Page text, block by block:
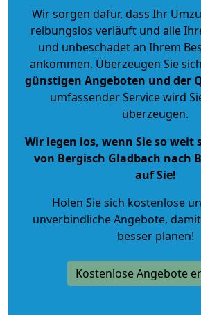
Wir sorgen dafür, dass Ihr
reibungslos verläuft und alle
und unbeschadet an Ihrem
ankommen. Überzeugen Sie
günstigen Angeboten und der
umfassender Service wird
überzeugen.
Wir legen los, wenn Sie so weit
von Bergisch Gladbach nach
auf Sie!
Holen Sie sich kostenlose
unverbindliche Angebote,
besser planen!
Kostenlose Angebote